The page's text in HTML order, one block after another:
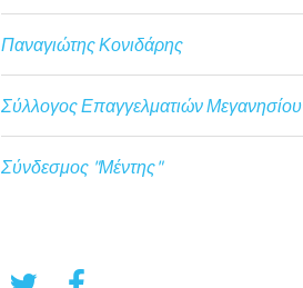
Παναγιώτης Κονιδάρης
Σύλλογος Επαγγελματιών Μεγανησίου
Σύνδεσμος "Μέντης"